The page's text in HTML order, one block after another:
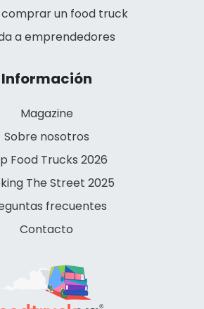
un food truck
a emprendedores
Información
Magazine
Sobre nosotros
Food Trucks 2026
The Street 2025
frecuentes
Contacto